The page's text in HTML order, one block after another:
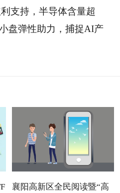
支持，半导体含量超
盘弹性助力，捕捉AI产
襄阳高新区全民阅读暨“高